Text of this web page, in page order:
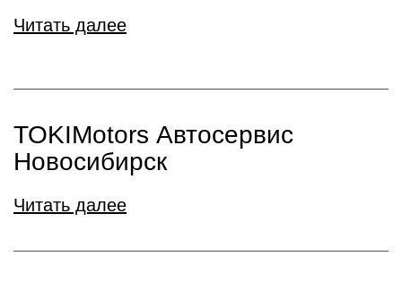
Читать далее
TOKIMotors Автосервис
Новосибирск
Читать далее